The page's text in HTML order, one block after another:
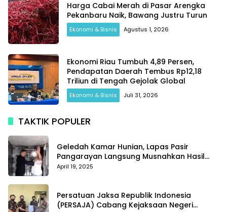
Harga Cabai Merah di Pasar Arengka
Pekanbaru Naik, Bawang Justru Turun
Ekonomi & Bisnis Agustus 1, 2026
Ekonomi Riau Tumbuh 4,89 Persen,
Pendapatan Daerah Tembus Rp12,18
Triliun di Tengah Gejolak Global
Ekonomi & Bisnis Juli 31, 2026
TAKTIK POPULER
Geledah Kamar Hunian, Lapas Pasir
Pangarayan Langsung Musnahkan Hasil
Temuan
April 19, 2025
Persatuan Jaksa Republik Indonesia
(PERSAJA) Cabang Kejaksaan Negeri